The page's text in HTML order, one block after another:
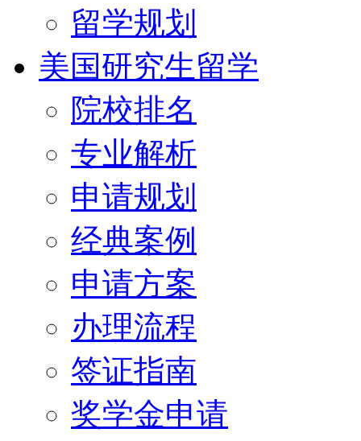
留学规划
美国研究生留学
院校排名
专业解析
申请规划
经典案例
申请方案
办理流程
签证指南
奖学金申请